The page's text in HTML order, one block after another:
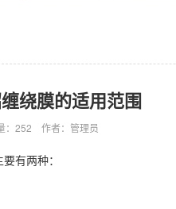
绕膜的适用范围
：252 作者：管理员
有两种：